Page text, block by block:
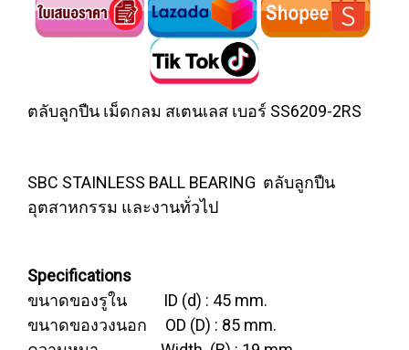
ตลับลูกปืน เม็ดกลม สเตนเลส เบอร์ SS6209-2RS
SBC STAINLESS BALL BEARING ตลับลูกปืน
อุตสาหกรรม และงานทั่วไป
Specifications
ขนาดของรูใน ID (d) : 45 mm.
ขนาดของวงนอก OD (D) : 85 mm.